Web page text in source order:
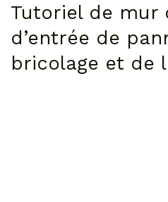
Tutoriel de mur
d’entrée de
bricolage et de